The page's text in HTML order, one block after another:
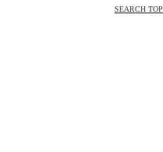
SEARCH TOP